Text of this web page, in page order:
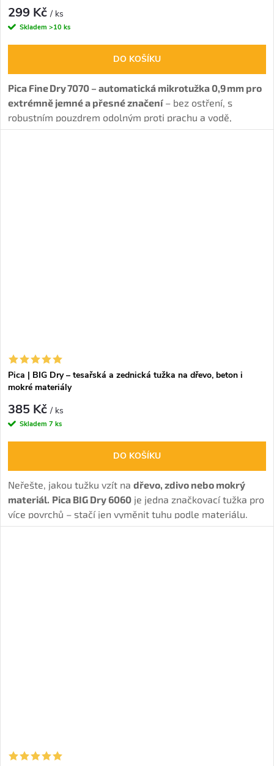
299 Kč/ ks
Skladem >10 ks
DO KOŠÍKU
Pica Fine Dry 7070 – automatická mikrotužka 0,9 mm pro
extrémně jemné a přesné značení– bez ostření, s
robustním pouzdrem odolným proti prachu a vodě,
praktická guma a 5 náhradních tuh. Přesně to, co
Pica | BIG Dry – tesařská a zednická tužka na dřevo, beton i
mokré materiály
385 Kč/ ks
Skladem 7 ks
DO KOŠÍKU
Neřešte, jakou tužku vzít na dřevo, zdivo nebo mokrý
materiál. Pica BIG Dry 6060 je jedna značkovací tužka pro
více povrchů – stačí jen vyměnit tuhu podle materiálu.